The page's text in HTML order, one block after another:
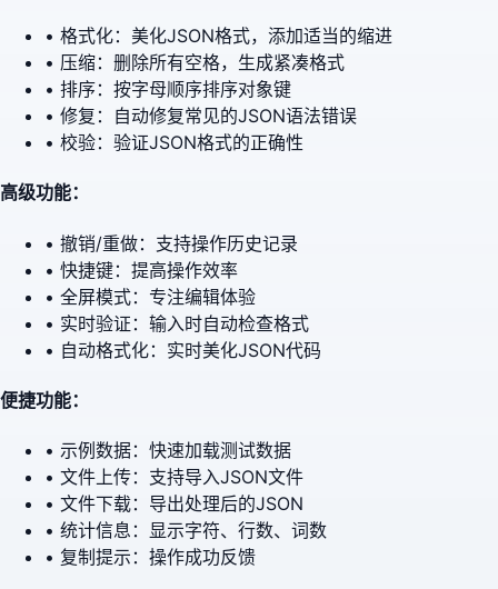
• 格式化：美化JSON格式，添加适当的缩进
• 压缩：删除所有空格，生成紧凑格式
• 排序：按字母顺序排序对象键
• 修复：自动修复常见的JSON语法错误
• 校验：验证JSON格式的正确性
高级功能：
• 撤销/重做：支持操作历史记录
• 快捷键：提高操作效率
• 全屏模式：专注编辑体验
• 实时验证：输入时自动检查格式
• 自动格式化：实时美化JSON代码
便捷功能：
• 示例数据：快速加载测试数据
• 文件上传：支持导入JSON文件
• 文件下载：导出处理后的JSON
• 统计信息：显示字符、行数、词数
• 复制提示：操作成功反馈